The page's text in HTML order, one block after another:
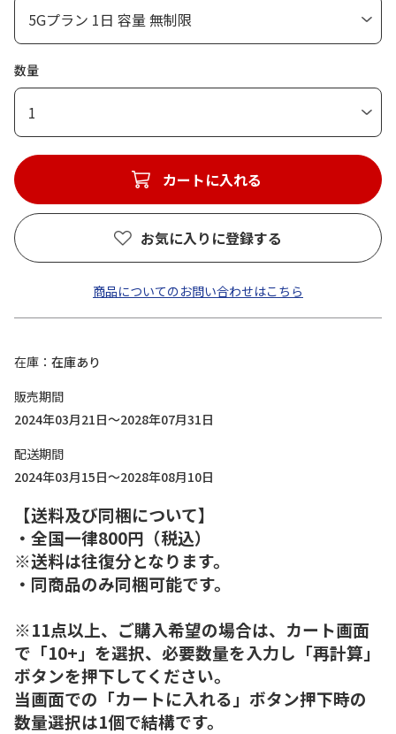
数量
1
カートに入れる
お気に入りに登録する
商品についてのお問い合わせはこちら
在庫
在庫あり
販売期間
2024年03月21日～2028年07月31日
配送期間
2024年03月15日～2028年08月10日
【送料及び同梱について】
・全国一律800円（税込）
※送料は往復分となります。
・同商品のみ同梱可能です。
※11点以上、ご購入希望の場合は、カート画面
で「10+」を選択、必要数量を入力し「再計算」
ボタンを押下してください。
当画面での「カートに入れる」ボタン押下時の
数量選択は1個で結構です。